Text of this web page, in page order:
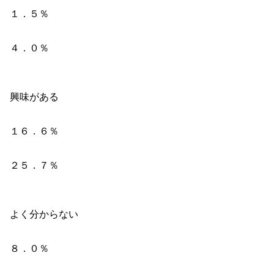
１．５％
４．０％
興味がある
１６．６％
２５．７％
よく分からない
８．０％